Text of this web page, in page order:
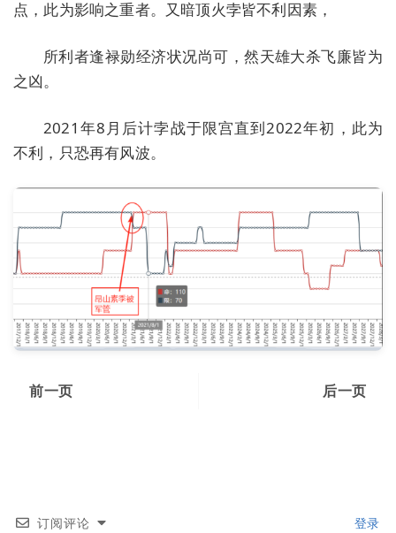
点，此为影响之重者。又暗顶火孛皆不利因素，
所利者逢禄勋经济状况尚可，然天雄大杀飞廉皆为
之凶。
2021年8月后计孛战于限宫直到2022年初，此为
不利，只恐再有风波。
前一页 后一页
订阅评论 登录